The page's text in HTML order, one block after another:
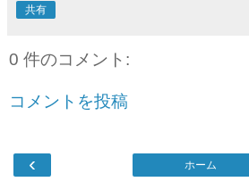
共有
0 件のコメント:
コメントを投稿
‹ ホーム